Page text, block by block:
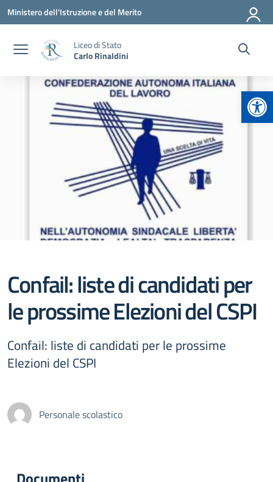
Vai ai contenuti
Vai al menu di navigazione
Vai al footer
Ministero dell'Istruzione e del Merito
Liceo di Stato
Carlo Rinaldini
Confail: liste di candidati per
le prossime Elezioni del CSPI
Confail: liste di candidati per le prossime
Elezioni del CSPI
Personale scolastico